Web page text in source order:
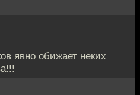
явно обижает неких